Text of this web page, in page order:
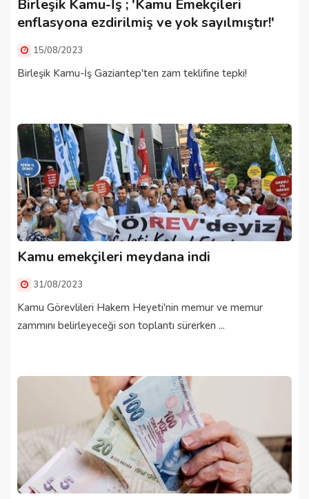
Birleşik Kamu-İş ; 'Kamu Emekçileri
enflasyona ezdirilmiş ve yok sayılmıştır!'
15/08/2023
Birleşik Kamu-İş Gaziantep'ten zam teklifine tepki!
Kamu emekçileri meydana indi
31/08/2023
Kamu Görevlileri Hakem Heyeti'nin memur ve memur
zammını belirleyeceği son toplantı sürerken ...